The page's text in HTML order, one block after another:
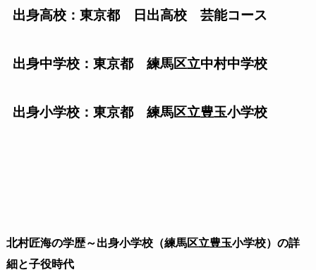
出身高校：東京都 日出高校 芸能コース
出身中学校：東京都 練馬区立中村中学校
出身小学校：東京都 練馬区立豊玉小学校
北村匠海の学歴～出身小学校（練馬区立豊玉小学校）の詳
細と子役時代